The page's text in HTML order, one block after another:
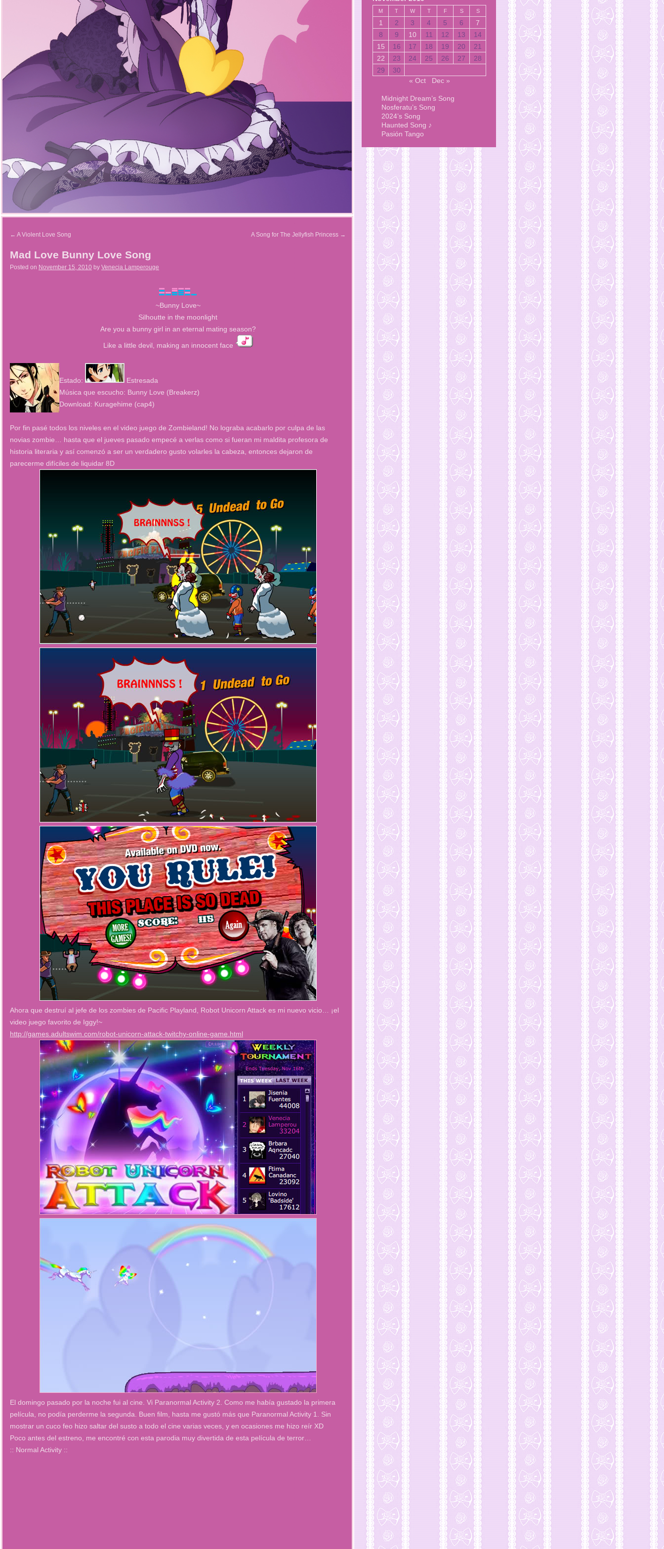
← A Violent Love Song A Song for The Jellyfish Princess →
Mad Love Bunny Love Song
Posted on November 15, 2010 by Venecia Lamperouge
~Bunny Love~
Silhoutte in the moonlight
Are you a bunny girl in an eternal mating season?
Like a little devil, making an innocent face
Estado:
Estresada
Música que escucho: Bunny Love (Breakerz)
Download: Kuragehime (cap4)
Por fin pasé todos los niveles en el video juego de Zombieland! No lograba acabarlo por culpa de las
novias zombie… hasta que el jueves pasado empecé a verlas como si fueran mi maldita profesora de
historia literaria y así comenzó a ser un verdadero gusto volarles la cabeza, entonces dejaron de
parecerme difíciles de liquidar 8D
Ahora que destruí al jefe de los zombies de Pacific Playland, Robot Unicorn Attack es mi nuevo vicio… ¡el
video juego favorito de Iggy!~
http://games.adultswim.com/robot-unicorn-attack-twitchy-online-game.html
El domingo pasado por la noche fui al cine. Vi Paranormal Activity 2. Como me había gustado la primera
película, no podía perderme la segunda. Buen film, hasta me gustó más que Paranormal Activity 1. Sin
mostrar un cuco feo hizo saltar del susto a todo el cine varias veces, y en ocasiones me hizo reír XD
Poco antes del estreno, me encontré con esta parodia muy divertida de esta película de terror…
:: Normal Activity ::
M T W T F S S
1 2 3 4 5 6
7
8
9 10 11 12 13
14
15
16 17 18 19 20
21
22
23 24 25 26 27
28
29
30
« Oct
Dec »
Midnight Dream’s Song
Nosferatu’s Song
2024’s Song
Haunted Song ♪
Pasión Tango